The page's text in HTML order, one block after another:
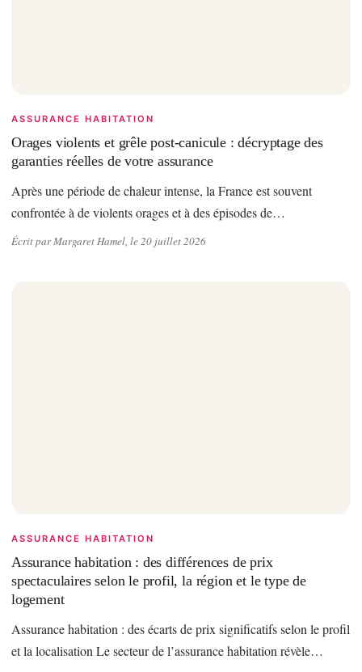
ASSURANCE HABITATION
Orages violents et grêle post-canicule : décryptage des
garanties réelles de votre assurance
Après une période de chaleur intense, la France est souvent
confrontée à de violents orages et à des épisodes de…
Écrit par Margaret Hamel, le 20 juillet 2026
ASSURANCE HABITATION
Assurance habitation : des différences de prix
spectaculaires selon le profil, la région et le type de
logement
Assurance habitation : des écarts de prix significatifs selon le profil
et la localisation Le secteur de l’assurance habitation révèle…